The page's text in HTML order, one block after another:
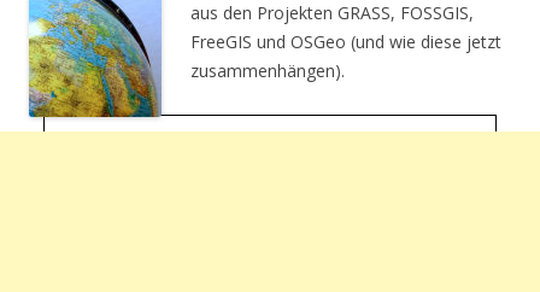
aus den Projekten GRASS, FOSSGIS,
FreeGIS und OSGeo (und wie diese jetzt
zusammenhängen).